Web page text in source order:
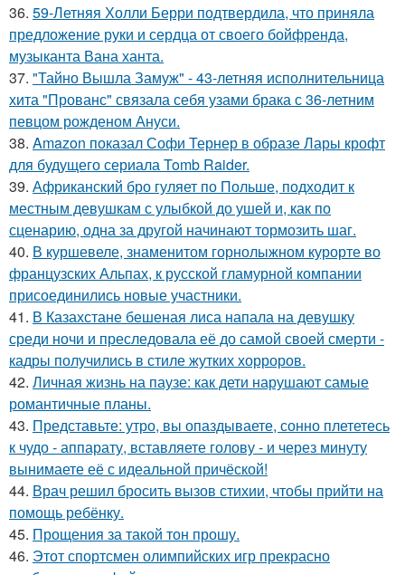
36. 59-Летняя Холли Берри подтвердила, что приняла
предложение руки и сердца от своего бойфренда,
музыканта Вана ханта.
37. "Тайно Вышла Замуж" - 43-летняя исполнительница
хита "Прованс" связала себя узами брака с 36-летним
певцом рожденом Ануси.
38. Amazon показал Софи Тернер в образе Лары крофт
для будущего сериала Tomb Raider.
39. Африканский бро гуляет по Польше, подходит к
местным девушкам с улыбкой до ушей и, как по
сценарию, одна за другой начинают тормозить шаг.
40. В куршевеле, знаменитом горнолыжном курорте во
французских Альпах, к русской гламурной компании
присоединились новые участники.
41. В Казахстане бешеная лиса напала на девушку
среди ночи и преследовала её до самой своей смерти -
кадры получились в стиле жутких хорроров.
42. Личная жизнь на паузе: как дети нарушают самые
романтичные планы.
43. Представьте: утро, вы опаздываете, сонно плететесь
к чудо - аппарату, вставляете голову - и через минуту
вынимаете её с идеальной причёской!
44. Врач решил бросить вызов стихии, чтобы прийти на
помощь ребёнку.
45. Прощения за такой тон прошу.
46. Этот спортсмен олимпийских игр прекрасно